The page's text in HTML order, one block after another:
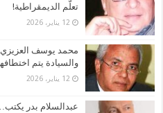
تعلُّم الديمقراطية!
12 يناير، 2026
محمد يوسف العزيزي
والسيادة يتم
12 يناير، 2026
عبدالسلام بدر